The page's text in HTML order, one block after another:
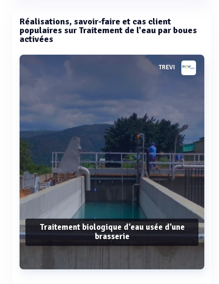
Réalisations, savoir-faire et cas client
populaires sur Traitement de l'eau par boues
activées
TREVI
Traitement biologique d'eau usée d'une
brasserie